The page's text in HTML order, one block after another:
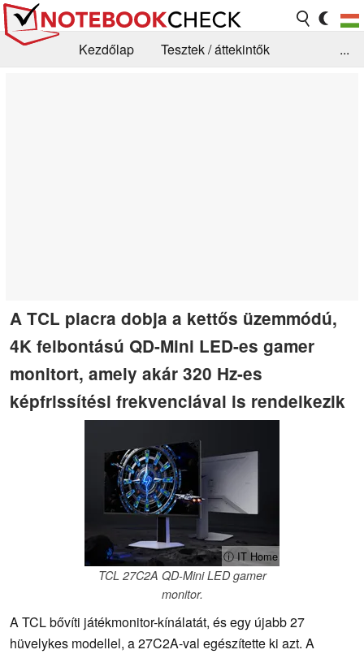
Kezdőlap
Tesztek / áttekintők
...
A TCL piacra dobja a kettős üzemmódú,
4K felbontású QD-Mini LED-es gamer
monitort, amely akár 320 Hz-es
képfrissítési frekvenciával is rendelkezik
ⓘ IT Home
TCL 27C2A QD-Mini LED gamer
monitor.
A TCL bővíti játékmonitor-kínálatát, és egy újabb 27
hüvelykes modellel, a 27C2A-val egészítette ki azt. A